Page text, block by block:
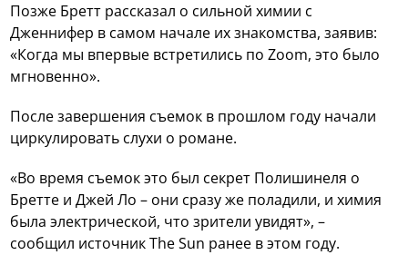
Позже Бретт рассказал о сильной химии с
Дженнифер в самом начале их знакомства, заявив:
«Когда мы впервые встретились по Zoom, это было
мгновенно».
После завершения съемок в прошлом году начали
циркулировать слухи о романе.
«Во время съемок это был секрет Полишинеля о
Бретте и Джей Ло – они сразу же поладили, и химия
была электрической, что зрители увидят», –
сообщил источник The Sun ранее в этом году.